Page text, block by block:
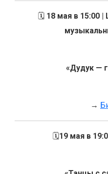
🗓️ 18 мая в 15:00
«Дудук —
→
🗓️19 мая в